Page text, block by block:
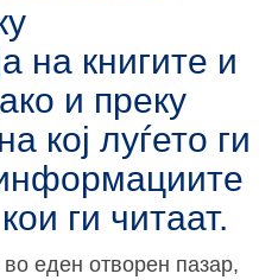
на книгите и
и преку
кој луѓето ги
ги читаат.
еден отворен пазар,